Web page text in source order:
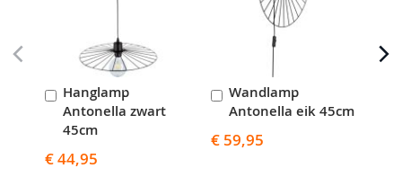
Hanglamp
Antonella zwart
45cm
€ 44,95
In
Winkelwagen
Wandlamp
Antonella eik 45cm
€ 59,95
In
Winkelwagen